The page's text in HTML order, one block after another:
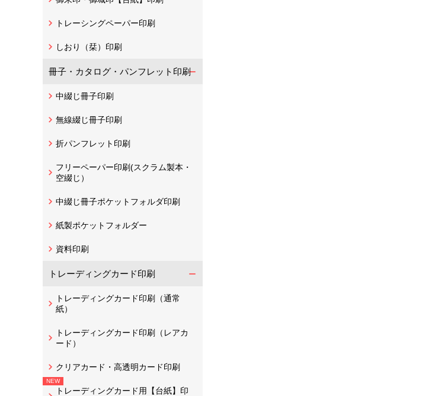
トレーシングペーパー印刷
しおり（栞）印刷
冊子・カタログ・パンフレット印刷
中綴じ冊子印刷
無線綴じ冊子印刷
折パンフレット印刷
フリーペーパー印刷(スクラム製本・
空綴じ）
中綴じ冊子ポケットフォルダ印刷
紙製ポケットフォルダー
資料印刷
トレーディングカード印刷
トレーディングカード印刷（通常
紙）
トレーディングカード印刷（レアカ
ード）
クリアカード・高透明カード印刷
トレーディングカード用【台紙】印